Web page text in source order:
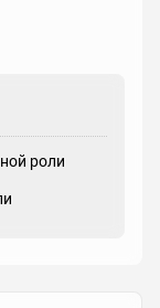
роли